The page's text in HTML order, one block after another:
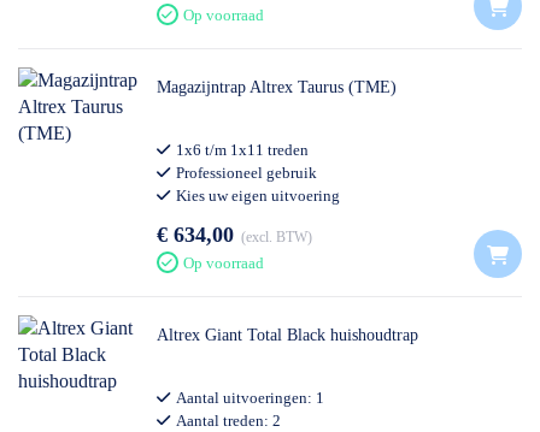
Op voorraad
Magazijntrap Altrex Taurus (TME)
1x6 t/m 1x11 treden
Professioneel gebruik
Kies uw eigen uitvoering
€ 634,00 excl. BTW
Op voorraad
Altrex Giant Total Black huishoudtrap
Aantal uitvoeringen: 1
Aantal treden: 2